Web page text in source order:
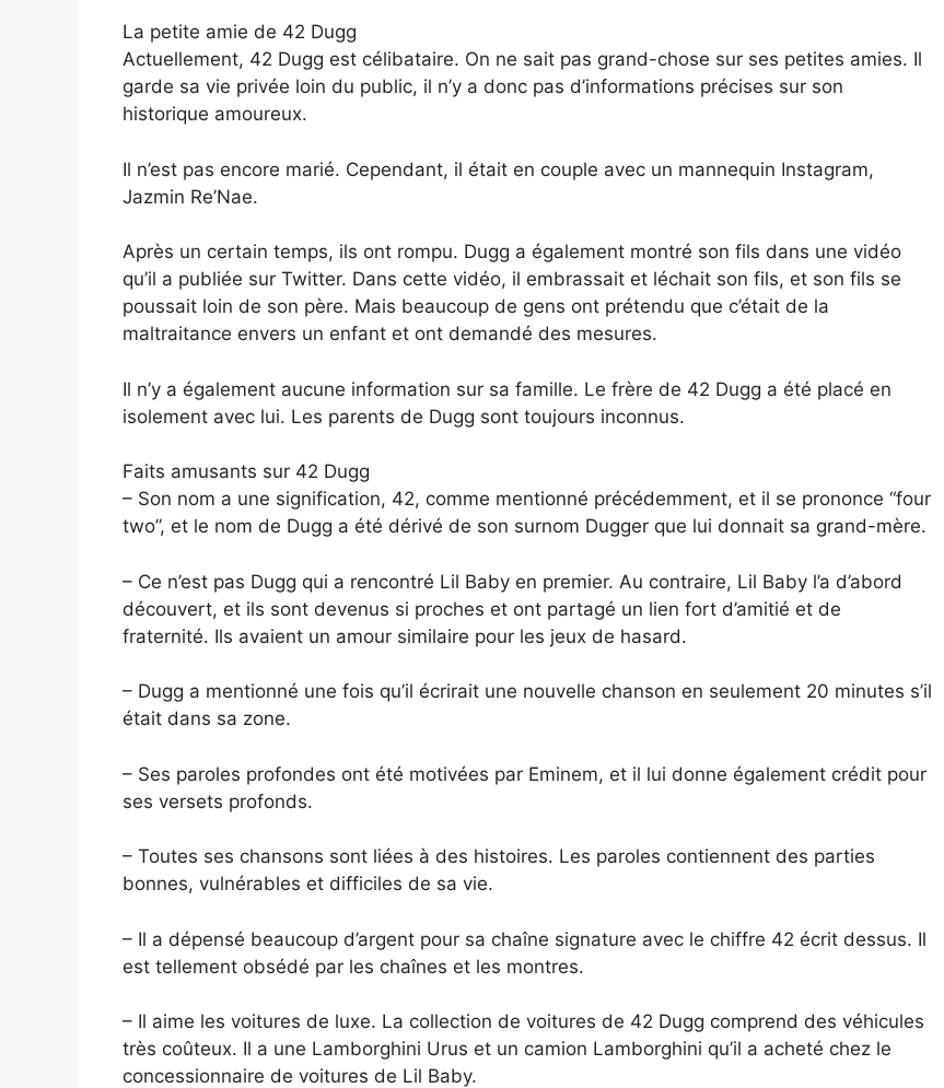
La petite amie de 42 Dugg
Actuellement, 42 Dugg est célibataire. On ne sait pas grand-chose sur ses petites amies. Il
garde sa vie privée loin du public, il n’y a donc pas d’informations précises sur son
historique amoureux.
Il n’est pas encore marié. Cependant, il était en couple avec un mannequin Instagram,
Jazmin Re’Nae.
Après un certain temps, ils ont rompu. Dugg a également montré son fils dans une vidéo
qu’il a publiée sur Twitter. Dans cette vidéo, il embrassait et léchait son fils, et son fils se
poussait loin de son père. Mais beaucoup de gens ont prétendu que c’était de la
maltraitance envers un enfant et ont demandé des mesures.
Il n’y a également aucune information sur sa famille. Le frère de 42 Dugg a été placé en
isolement avec lui. Les parents de Dugg sont toujours inconnus.
Faits amusants sur 42 Dugg
– Son nom a une signification, 42, comme mentionné précédemment, et il se prononce “four
two”, et le nom de Dugg a été dérivé de son surnom Dugger que lui donnait sa grand-mère.
– Ce n’est pas Dugg qui a rencontré Lil Baby en premier. Au contraire, Lil Baby l’a d’abord
découvert, et ils sont devenus si proches et ont partagé un lien fort d’amitié et de
fraternité. Ils avaient un amour similaire pour les jeux de hasard.
– Dugg a mentionné une fois qu’il écrirait une nouvelle chanson en seulement 20 minutes s’il
était dans sa zone.
– Ses paroles profondes ont été motivées par Eminem, et il lui donne également crédit pour
ses versets profonds.
– Toutes ses chansons sont liées à des histoires. Les paroles contiennent des parties
bonnes, vulnérables et difficiles de sa vie.
– Il a dépensé beaucoup d’argent pour sa chaîne signature avec le chiffre 42 écrit dessus. Il
est tellement obsédé par les chaînes et les montres.
– Il aime les voitures de luxe. La collection de voitures de 42 Dugg comprend des véhicules
très coûteux. Il a une Lamborghini Urus et un camion Lamborghini qu’il a acheté chez le
concessionnaire de voitures de Lil Baby.